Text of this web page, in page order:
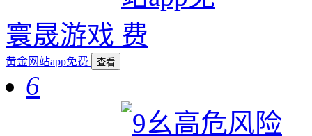
寰晟游戏
黄金网站app免费 查看
6